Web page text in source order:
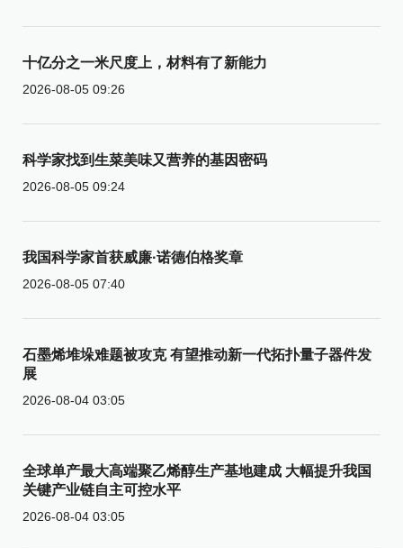
十亿分之一米尺度上，材料有了新能力
2026-08-05 09:26
科学家找到生菜美味又营养的基因密码
2026-08-05 09:24
我国科学家首获威廉·诺德伯格奖章
2026-08-05 07:40
石墨烯堆垛难题被攻克 有望推动新一代拓扑量子器件发
展
2026-08-04 03:05
全球单产最大高端聚乙烯醇生产基地建成 大幅提升我国
关键产业链自主可控水平
2026-08-04 03:05